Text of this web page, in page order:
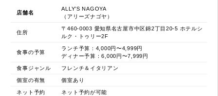
店舗名
ALLY’S NAGOYA
（アリーズナゴヤ）
住所
〒460-0003 愛知県名古屋市中区錦2丁目20-5 ホテルシ
ルク・トゥリー2F
食事の予算
ランチ予算：4,000円〜4,999円
ディナー予算：6,000円〜7,999円
食事ジャンル フレンチ＆イタリアン
個室の有無 個室あり
ネット予約 ネット予約が可能